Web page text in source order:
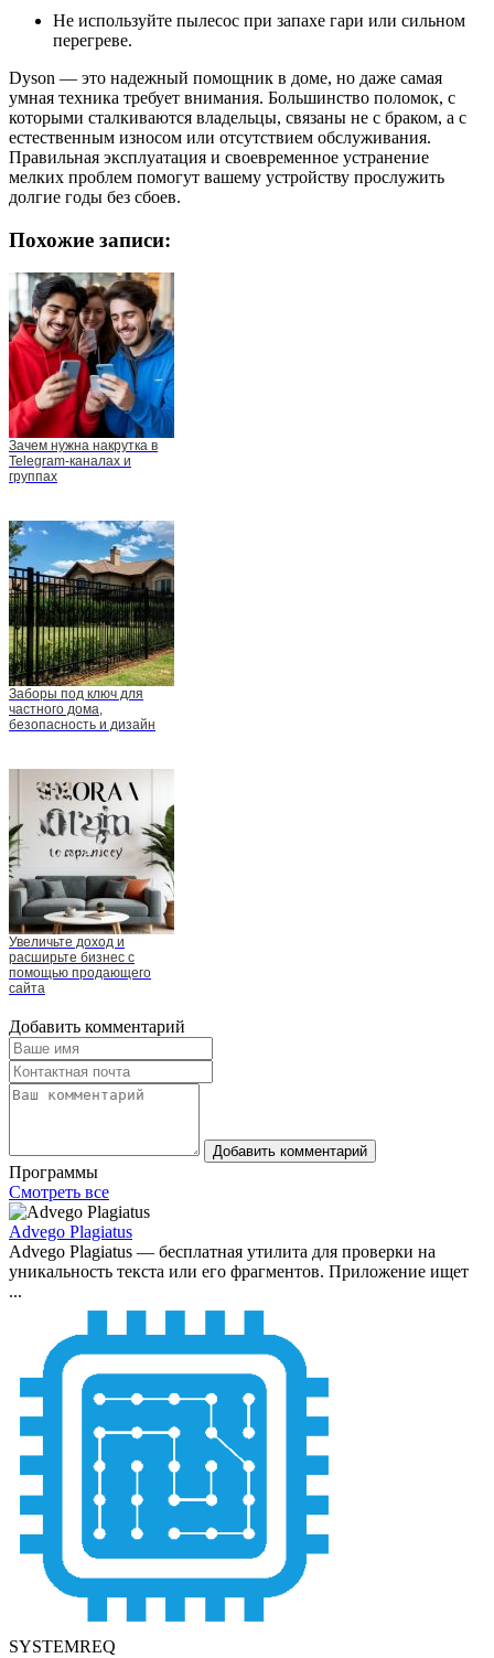
Не используйте пылесос при запахе гари или сильном
перегреве.
Dyson — это надежный помощник в доме, но даже самая
умная техника требует внимания. Большинство поломок, с
которыми сталкиваются владельцы, связаны не с браком, а с
естественным износом или отсутствием обслуживания.
Правильная эксплуатация и своевременное устранение
мелких проблем помогут вашему устройству прослужить
долгие годы без сбоев.
Похожие записи:
Зачем нужна накрутка в
Telegram-каналах и
группах
Заборы под ключ для
частного дома,
безопасность и дизайн
Увеличьте доход и
расширьте бизнес с
помощью продающего
сайта
Добавить комментарий
Добавить комментарий
Программы
Смотреть все
Advego Plagiatus
Advego Plagiatus — бесплатная утилита для проверки на
уникальность текста или его фрагментов. Приложение ищет
...
SYSTEMREQ